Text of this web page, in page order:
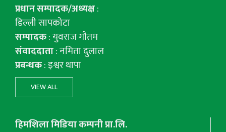
प्रधान सम्पादक/अध्यक्ष:
डिल्ली सापकोटा
सम्पादक: युवराज गाैतम
संवाददाता: नमिता दुलाल
प्रबन्धक: इश्वर थापा
VIEW ALL
हिमशिला मिडिया कम्पनी प्रा.लि.